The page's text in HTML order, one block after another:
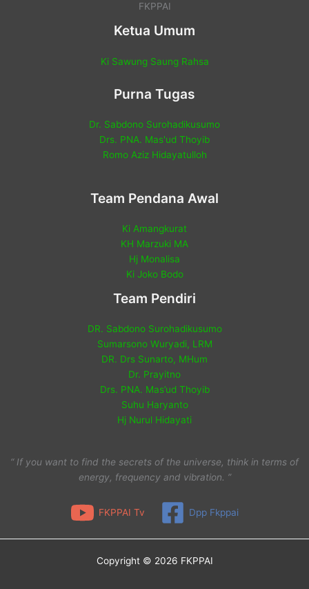
FKPPAI
Ketua Umum
Ki Sawung Saung Rahsa
Purna Tugas
Dr. Sabdono Surohadikusumo
Drs. PNA. Mas'ud Thoyib
Romo Aziz Hidayatulloh
Team Pendana Awal
Ki Amangkurat
KH Marzuki MA
Hj Monalisa
Ki Joko Bodo
Team Pendiri
DR. Sabdono Surohadikusumo
Sumarsono Wuryadi, LRM
DR. Drs Sunarto, MHum
Dr. Prayitno
Drs. PNA. Mas’ud Thoyib
Suhu Haryanto
Hj Nurul Hidayati
“ If you want to find the secrets of the universe, think in terms of
energy, frequency and vibration. ”
FKPPAI Tv Dpp Fkppai
Copyright © 2026 FKPPAI